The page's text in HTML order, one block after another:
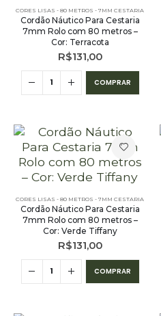
CORES LISAS - 80 METROS - 7MM CESTARIA
Cordão Náutico Para Cestaria
7mm Rolo com 80 metros –
Cor: Terracota
R$131,00
COMPRAR
CORES LISAS - 80 METROS - 7MM CESTARIA
Cordão Náutico Para Cestaria
7mm Rolo com 80 metros –
Cor: Verde Tiffany
R$131,00
COMPRAR